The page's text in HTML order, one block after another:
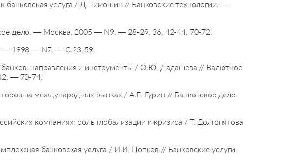
банковская услуга / Д. Тимошин // Банковские технологии. —
дело. — Москва, 2005 — N9. — 28-29, 36, 42-44, 70-72.
— 1998 — N7. — С.23-59.
направления и инструменты / О.Ю. Дадашева // Валютное
— 70-74.
на международных рынках / А.Е. Гурин // Банковское дело.
компаниях: роль глобализации и кризиса / Т. Долгопятова
банковская услуга / И.И. Попков // Банковские услуги.